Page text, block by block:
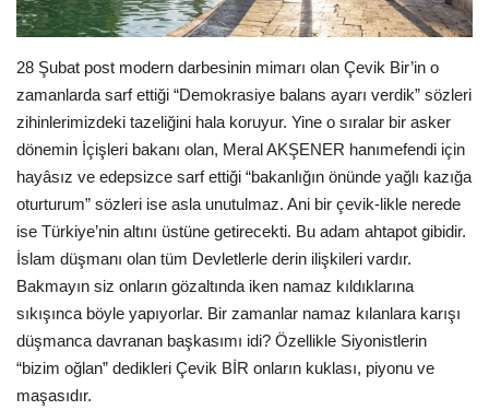
Gündem
Tekno Bilim
Ekonomi
Siyaset
Galeriler
Yaşam
Künye
28 Şubat post modern darbesinin mimarı olan Çevik Bir’in o
zamanlarda sarf ettiği “Demokrasiye balans ayarı verdik” sözleri
zihinlerimizdeki tazeliğini hala koruyur. Yine o sıralar bir asker
dönemin İçişleri bakanı olan, Meral AKŞENER hanımefendi için
hayâsız ve edepsizce sarf ettiği “bakanlığın önünde yağlı kazığa
oturturum” sözleri ise asla unutulmaz. Ani bir çevik-likle nerede
ise Türkiye’nin altını üstüne getirecekti. Bu adam ahtapot gibidir.
İslam düşmanı olan tüm Devletlerle derin ilişkileri vardır.
Bakmayın siz onların gözaltında iken namaz kıldıklarına
sıkışınca böyle yapıyorlar. Bir zamanlar namaz kılanlara karışı
düşmanca davranan başkasımı idi? Özellikle Siyonistlerin
“bizim oğlan” dedikleri Çevik BİR onların kuklası, piyonu ve
maşasıdır.